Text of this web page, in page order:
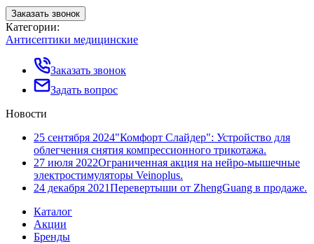
Заказать звонок
Категории:
Антисептики медицинские
Заказать звонок
Задать вопрос
Новости
25 сентября 2024"Комфорт Слайдер": Устройство для
облегчения снятия компрессионного трикотажа.
27 июля 2022Ограниченная акция на нейро-мышечные
электростимуляторы Veinoplus.
24 декабря 2021Перевертыши от ZhengGuang в продаже.
Каталог
Акции
Бренды